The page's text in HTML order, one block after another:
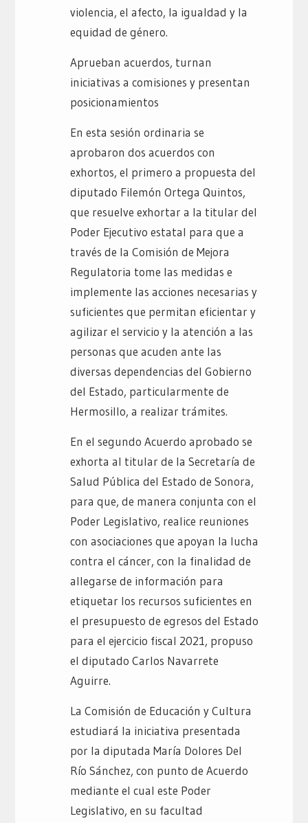
violencia, el afecto, la igualdad y la
equidad de género.
Aprueban acuerdos, turnan
iniciativas a comisiones y presentan
posicionamientos
En esta sesión ordinaria se
aprobaron dos acuerdos con
exhortos, el primero a propuesta del
diputado Filemón Ortega Quintos,
que resuelve exhortar a la titular del
Poder Ejecutivo estatal para que a
través de la Comisión de Mejora
Regulatoria tome las medidas e
implemente las acciones necesarias y
suficientes que permitan eficientar y
agilizar el servicio y la atención a las
personas que acuden ante las
diversas dependencias del Gobierno
del Estado, particularmente de
Hermosillo, a realizar trámites.
En el segundo Acuerdo aprobado se
exhorta al titular de la Secretaría de
Salud Pública del Estado de Sonora,
para que, de manera conjunta con el
Poder Legislativo, realice reuniones
con asociaciones que apoyan la lucha
contra el cáncer, con la finalidad de
allegarse de información para
etiquetar los recursos suficientes en
el presupuesto de egresos del Estado
para el ejercicio fiscal 2021, propuso
el diputado Carlos Navarrete
Aguirre.
La Comisión de Educación y Cultura
estudiará la iniciativa presentada
por la diputada María Dolores Del
Río Sánchez, con punto de Acuerdo
mediante el cual este Poder
Legislativo, en su facultad